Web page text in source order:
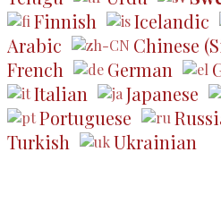
Finnish
Icelandic
Arabic
Chinese
French
German
Italian
Japanese
Portuguese
Turkish
Ukrainian